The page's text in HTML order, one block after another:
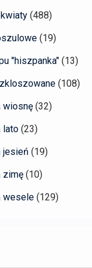
(488)
(19)
"hiszpanka" (13)
(108)
wiosnę (32)
lato (23)
jesień (19)
zimę (10)
wesele (129)